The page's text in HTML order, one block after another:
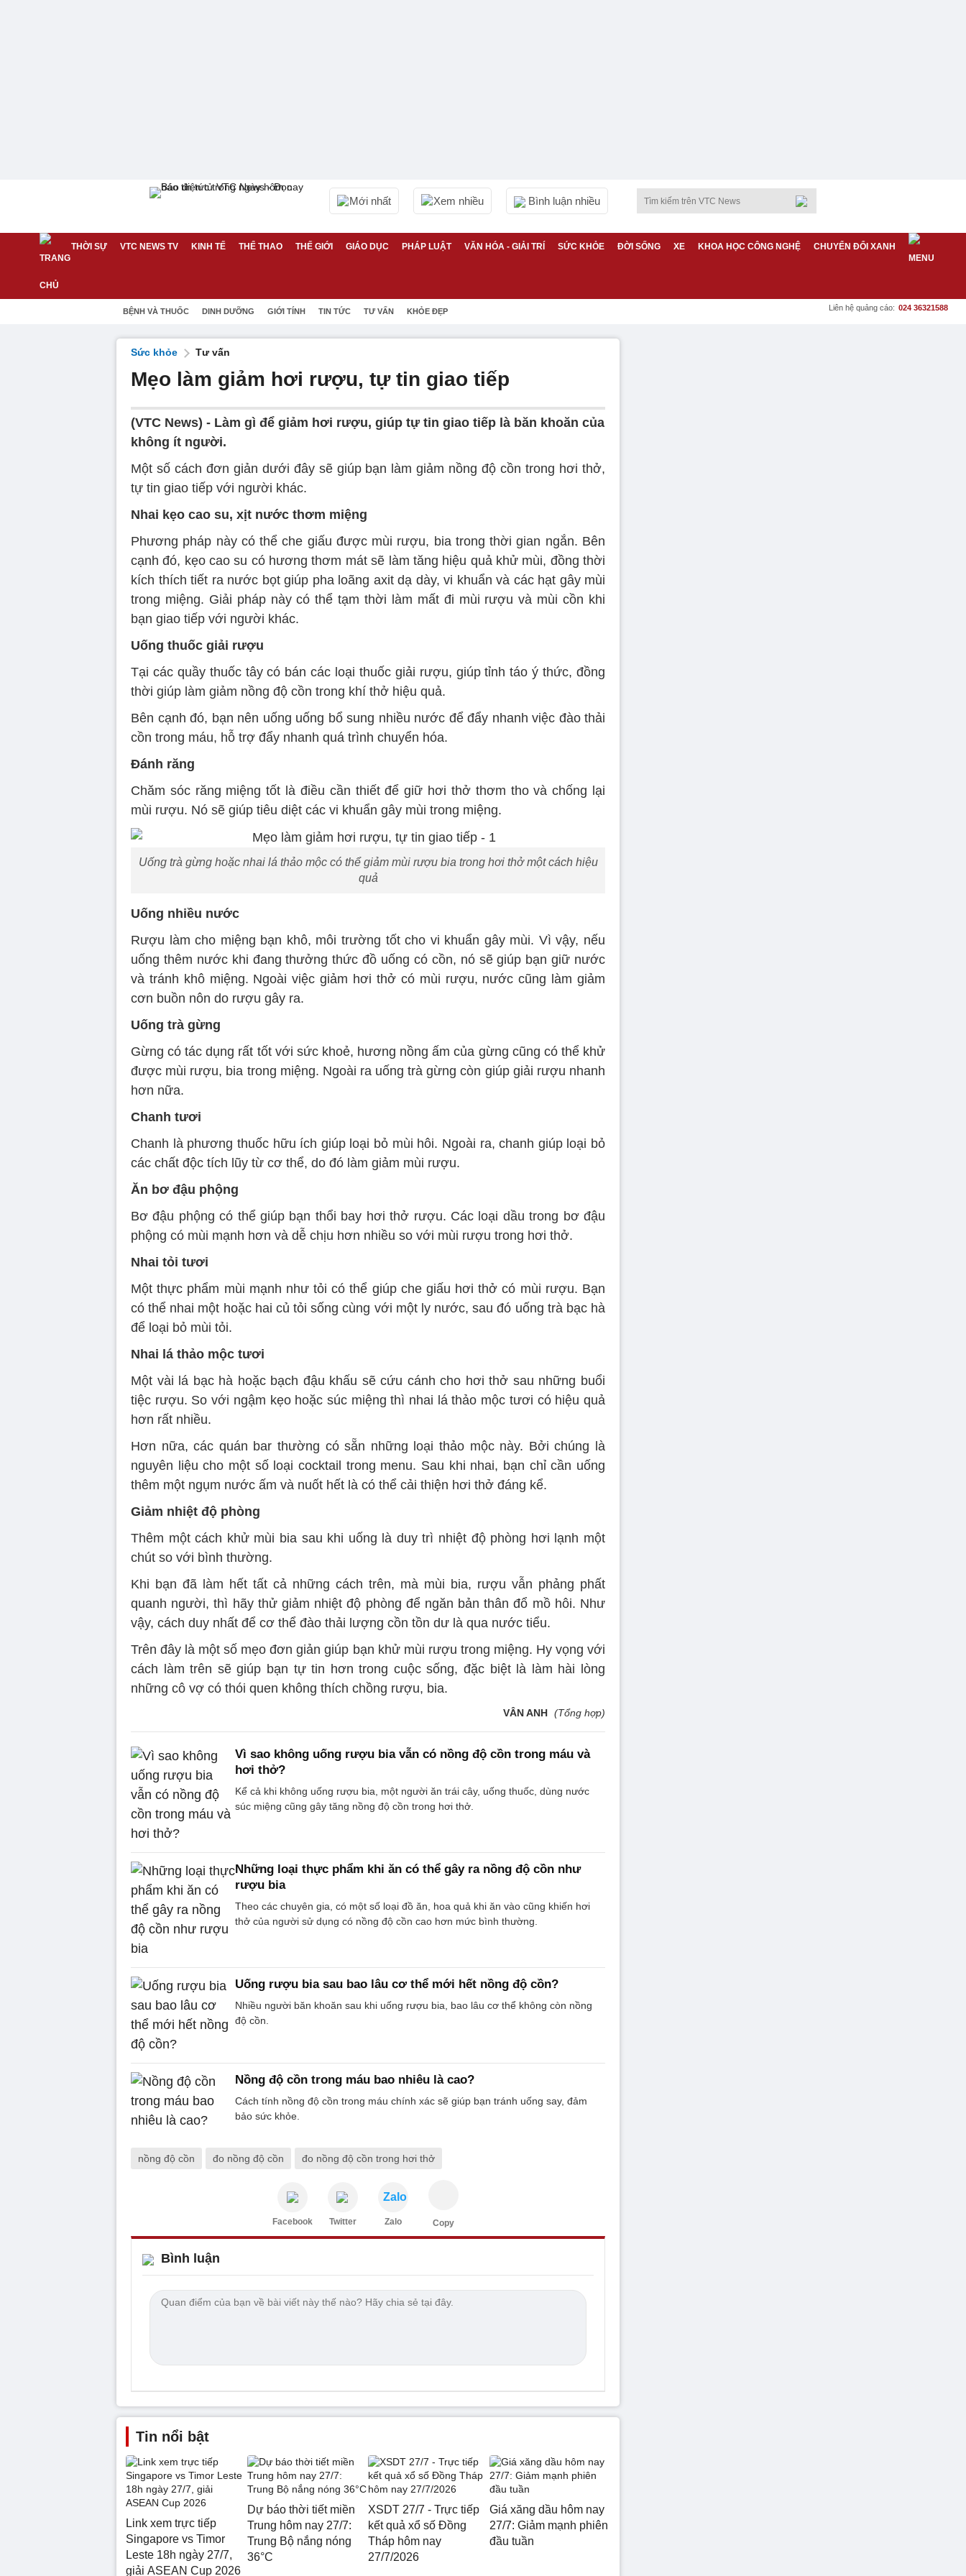
Mới nhất Xem nhiều Bình luận nhiều
THỜI SỰ VTC NEWS TV KINH TẾ THỂ THAO THẾ GIỚI GIÁO DỤC PHÁP LUẬT VĂN HÓA - GIẢI TRÍ SỨC KHỎE ĐỜI SỐNG XE KHOA HỌC CÔNG NGHỆ CHUYỂN ĐỔI XANH
BỆNH VÀ THUỐC DINH DƯỠNG GIỚI TÍNH TIN TỨC TƯ VẤN KHỎE ĐẸP Liên hệ quảng cáo: 024 36321588
Sức khỏe Tư vấn
Mẹo làm giảm hơi rượu, tự tin giao tiếp
(VTC News) - Làm gì để giảm hơi rượu, giúp tự tin giao tiếp là băn khoăn của
không ít người.
Một số cách đơn giản dưới đây sẽ giúp bạn làm giảm nồng độ cồn trong hơi thở,
tự tin giao tiếp với người khác.
Nhai kẹo cao su, xịt nước thơm miệng
Phương pháp này có thể che giấu được mùi rượu, bia trong thời gian ngắn. Bên
cạnh đó, kẹo cao su có hương thơm mát sẽ làm tăng hiệu quả khử mùi, đồng thời
kích thích tiết ra nước bọt giúp pha loãng axit dạ dày, vi khuẩn và các hạt gây mùi
trong miệng. Giải pháp này có thể tạm thời làm mất đi mùi rượu và mùi cồn khi
bạn giao tiếp với người khác.
Uống thuốc giải rượu
Tại các quầy thuốc tây có bán các loại thuốc giải rượu, giúp tỉnh táo ý thức, đồng
thời giúp làm giảm nồng độ cồn trong khí thở hiệu quả.
Bên cạnh đó, bạn nên uống uống bổ sung nhiều nước để đẩy nhanh việc đào thải
cồn trong máu, hỗ trợ đẩy nhanh quá trình chuyển hóa.
Đánh răng
Chăm sóc răng miệng tốt là điều cần thiết để giữ hơi thở thơm tho và chống lại
mùi rượu. Nó sẽ giúp tiêu diệt các vi khuẩn gây mùi trong miệng.
Uống trà gừng hoặc nhai lá thảo mộc có thể giảm mùi rượu bia trong hơi thở một cách hiệu
quả
Uống nhiều nước
Rượu làm cho miệng bạn khô, môi trường tốt cho vi khuẩn gây mùi. Vì vậy, nếu
uống thêm nước khi đang thưởng thức đồ uống có cồn, nó sẽ giúp bạn giữ nước
và tránh khô miệng. Ngoài việc giảm hơi thở có mùi rượu, nước cũng làm giảm
cơn buồn nôn do rượu gây ra.
Uống trà gừng
Gừng có tác dụng rất tốt với sức khoẻ, hương nồng ấm của gừng cũng có thể khử
được mùi rượu, bia trong miệng. Ngoài ra uống trà gừng còn giúp giải rượu nhanh
hơn nữa.
Chanh tươi
Chanh là phương thuốc hữu ích giúp loại bỏ mùi hôi. Ngoài ra, chanh giúp loại bỏ
các chất độc tích lũy từ cơ thể, do đó làm giảm mùi rượu.
Ăn bơ đậu phộng
Bơ đậu phộng có thể giúp bạn thổi bay hơi thở rượu. Các loại dầu trong bơ đậu
phộng có mùi mạnh hơn và dễ chịu hơn nhiều so với mùi rượu trong hơi thở.
Nhai tỏi tươi
Một thực phẩm mùi mạnh như tỏi có thể giúp che giấu hơi thở có mùi rượu. Bạn
có thể nhai một hoặc hai củ tỏi sống cùng với một ly nước, sau đó uống trà bạc hà
để loại bỏ mùi tỏi.
Nhai lá thảo mộc tươi
Một vài lá bạc hà hoặc bạch đậu khấu sẽ cứu cánh cho hơi thở sau những buổi
tiệc rượu. So với ngậm kẹo hoặc súc miệng thì nhai lá thảo mộc tươi có hiệu quả
hơn rất nhiều.
Hơn nữa, các quán bar thường có sẵn những loại thảo mộc này. Bởi chúng là
nguyên liệu cho một số loại cocktail trong menu. Sau khi nhai, bạn chỉ cần uống
thêm một ngụm nước ấm và nuốt hết là có thể cải thiện hơi thở đáng kể.
Giảm nhiệt độ phòng
Thêm một cách khử mùi bia sau khi uống là duy trì nhiệt độ phòng hơi lạnh một
chút so với bình thường.
Khi bạn đã làm hết tất cả những cách trên, mà mùi bia, rượu vẫn phảng phất
quanh người, thì hãy thử giảm nhiệt độ phòng để ngăn bản thân đổ mồ hôi. Như
vậy, cách duy nhất để cơ thể đào thải lượng cồn tồn dư là qua nước tiểu.
Trên đây là một số mẹo đơn giản giúp bạn khử mùi rượu trong miệng. Hy vọng với
cách làm trên sẽ giúp bạn tự tin hơn trong cuộc sống, đặc biệt là làm hài lòng
những cô vợ có thói quen không thích chồng rượu, bia.
VÂN ANH (Tổng hợp)
Vì sao không uống rượu bia vẫn có nồng độ cồn trong máu và
hơi thở?
Kể cả khi không uống rượu bia, một người ăn trái cây, uống thuốc, dùng nước
súc miệng cũng gây tăng nồng độ cồn trong hơi thở.
Những loại thực phẩm khi ăn có thể gây ra nồng độ cồn như
rượu bia
Theo các chuyên gia, có một số loại đồ ăn, hoa quả khi ăn vào cũng khiến hơi
thở của người sử dụng có nồng độ cồn cao hơn mức bình thường.
Uống rượu bia sau bao lâu cơ thể mới hết nồng độ cồn?
Nhiều người băn khoăn sau khi uống rượu bia, bao lâu cơ thể không còn nồng
độ cồn.
Nồng độ cồn trong máu bao nhiêu là cao?
Cách tính nồng độ cồn trong máu chính xác sẽ giúp bạn tránh uống say, đảm
bảo sức khỏe.
nồng độ cồn đo nồng độ cồn đo nồng độ cồn trong hơi thở
Facebook Twitter
Zalo
Zalo Copy
Bình luận
Tin nổi bật
Link xem trực tiếp
Singapore vs Timor
Leste 18h ngày 27/7,
giải ASEAN Cup 2026
Dự báo thời tiết miền
Trung hôm nay 27/7:
Trung Bộ nắng nóng
36°C
XSDT 27/7 - Trực tiếp
kết quả xổ số Đồng
Tháp hôm nay
27/7/2026
Giá xăng dầu hôm nay
27/7: Giảm mạnh phiên
đầu tuần